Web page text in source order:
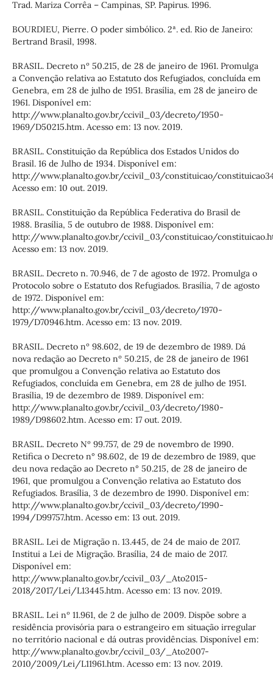
Trad. Mariza Corrêa – Campinas, SP. Papirus. 1996.
BOURDIEU, Pierre. O poder simbólico. 2ª. ed. Rio de Janeiro:
Bertrand Brasil, 1998.
BRASIL. Decreto nº 50.215, de 28 de janeiro de 1961. Promulga
a Convenção relativa ao Estatuto dos Refugiados, concluída em
Genebra, em 28 de julho de 1951. Brasília, em 28 de janeiro de
1961. Disponível em:
http://www.planalto.gov.br/ccivil_03/decreto/1950-
1969/D50215.htm. Acesso em: 13 nov. 2019.
BRASIL. Constituição da República dos Estados Unidos do
Brasil. 16 de Julho de 1934. Disponível em:
http://www.planalto.gov.br/ccivil_03/constituicao/
Acesso em: 10 out. 2019.
BRASIL. Constituição da República Federativa do Brasil de
1988. Brasília, 5 de outubro de 1988. Disponível em:
http://www.planalto.gov.br/ccivil_03/constituicao/
Acesso em: 13 nov. 2019.
BRASIL. Decreto n. 70.946, de 7 de agosto de 1972. Promulga o
Protocolo sobre o Estatuto dos Refugiados. Brasília, 7 de agosto
de 1972. Disponível em:
http://www.planalto.gov.br/ccivil_03/decreto/1970-
1979/D70946.htm. Acesso em: 13 nov. 2019.
BRASIL. Decreto nº 98.602, de 19 de dezembro de 1989. Dá
nova redação ao Decreto nº 50.215, de 28 de janeiro de 1961
que promulgou a Convenção relativa ao Estatuto dos
Refugiados, concluída em Genebra, em 28 de julho de 1951.
Brasília, 19 de dezembro de 1989. Disponível em:
http://www.planalto.gov.br/ccivil_03/decreto/1980-
1989/D98602.htm. Acesso em: 17 out. 2019.
BRASIL. Decreto Nº 99.757, de 29 de novembro de 1990.
Retifica o Decreto n° 98.602, de 19 de dezembro de 1989, que
deu nova redação ao Decreto n° 50.215, de 28 de janeiro de
1961, que promulgou a Convenção relativa ao Estatuto dos
Refugiados. Brasília, 3 de dezembro de 1990. Disponível em:
http://www.planalto.gov.br/ccivil_03/decreto/1990-
1994/D99757.htm. Acesso em: 13 out. 2019.
BRASIL. Lei de Migração n. 13.445, de 24 de maio de 2017.
Institui a Lei de Migração. Brasília, 24 de maio de 2017.
Disponível em:
http://www.planalto.gov.br/ccivil_03/_Ato2015-
2018/2017/Lei/L13445.htm. Acesso em: 13 nov. 2019.
BRASIL. Lei nº 11.961, de 2 de julho de 2009. Dispõe sobre a
residência provisória para o estrangeiro em situação irregular
no território nacional e dá outras providências. Disponível em:
http://www.planalto.gov.br/ccivil_03/_Ato2007-
2010/2009/Lei/L11961.htm. Acesso em: 13 nov. 2019.